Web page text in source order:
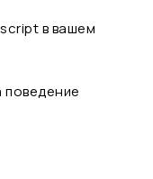
в вашем